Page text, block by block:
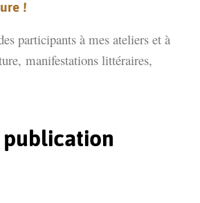
!
participants à mes ateliers et à
manifestations littéraires,